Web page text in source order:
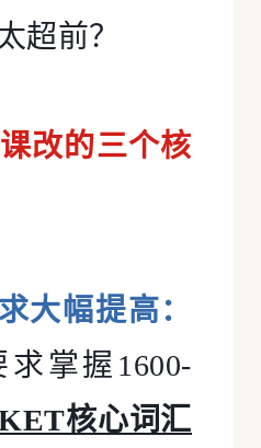
超前？
改的三个核
大幅提高：
掌握1600-
核心词汇